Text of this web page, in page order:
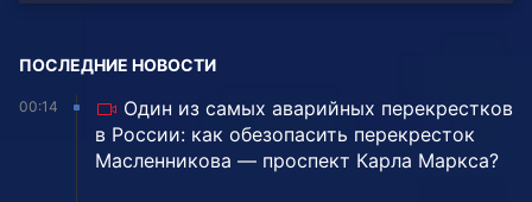
ПОСЛЕДНИЕ НОВОСТИ
00:14
Один из самых аварийных перекрестков
в России: как обезопасить перекресток
Масленникова — проспект Карла Маркса?